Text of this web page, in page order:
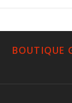
BOUTIQUE